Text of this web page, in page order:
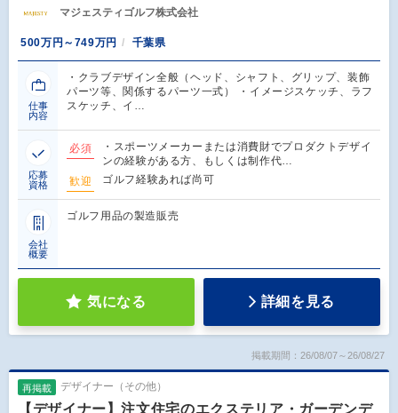
マジェスティゴルフ株式会社
500万円～749万円 千葉県
仕事
内容
・クラブデザイン全般（ヘッド、シャフト、グリップ、装飾
パーツ等、関係するパーツ一式） ・イメージスケッチ、ラフ
スケッチ、イ…
応募
資格
必須
・スポーツメーカーまたは消費財でプロダクトデザイ
ンの経験がある方、もしくは制作代…
歓迎
ゴルフ経験あれば尚可
会社
概要
ゴルフ用品の製造販売
気になる 詳細を見る
掲載期間：26/08/07～26/08/27
再掲載 デザイナー（その他）
【デザイナー】注文住宅のエクステリア・ガーデンデ